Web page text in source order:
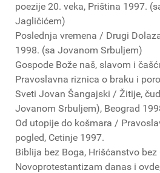
poezije 20. veka, Priština 1997.
Jagličićem)
Poslednja vremena / Drugi
1998. (sa Jovanom Srbuljem)
Gospode Bože naš, slavom i
Pravoslavna riznica o braku i
Sveti Jovan Šangajski / Žitije,
Jovanom Srbuljem), Beograd
Od utopije do košmara /
pogled, Cetinje 1997.
Biblija bez Boga, Hrišćanstvo bez
Novoprotestantizam danas i